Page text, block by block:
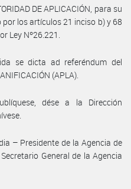
DE APLICACIÓN, para su
los artículos 21 inciso b) y 68
Ley Nº26.221.
se dicta ad referéndum del
(APLA).
dése a la Dirección
– Presidente de la Agencia de
General de la Agencia